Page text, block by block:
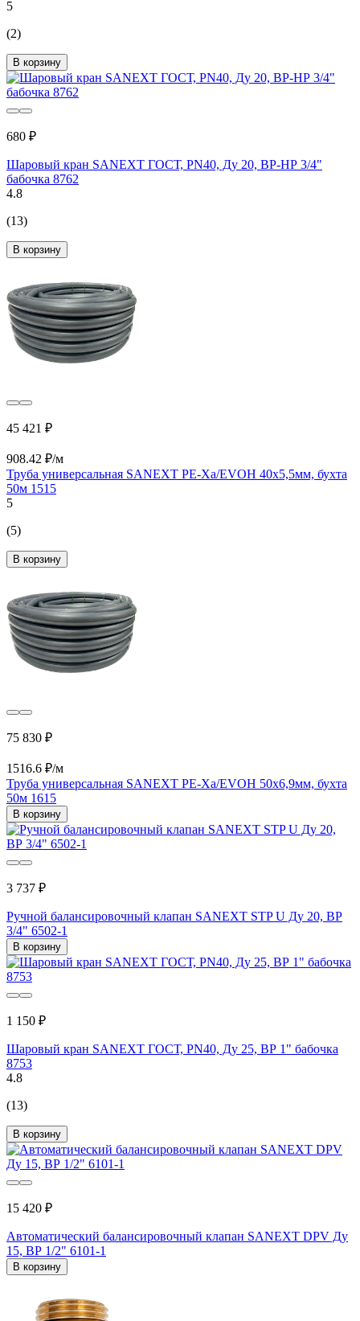
5
(2)
В корзину
680 ₽
Шаровый кран SANEXT ГОСТ, PN40, Ду 20, ВР-НР 3/4"
бабочка 8762
4.8
(13)
В корзину
45 421 ₽
908.42 ₽/м
Труба универсальная SANEXT PE-Xa/EVOH 40х5,5мм, бухта
50м 1515
5
(5)
В корзину
75 830 ₽
1516.6 ₽/м
Труба универсальная SANEXT PE-Xa/EVOH 50х6,9мм, бухта
50м 1615
В корзину
3 737 ₽
Ручной балансировочный клапан SANEXT STP U Ду 20, ВР
3/4" 6502-1
В корзину
1 150 ₽
Шаровый кран SANEXT ГОСТ, PN40, Ду 25, ВР 1" бабочка
8753
4.8
(13)
В корзину
15 420 ₽
Автоматический балансировочный клапан SANEXT DPV Ду
15, ВР 1/2" 6101-1
В корзину